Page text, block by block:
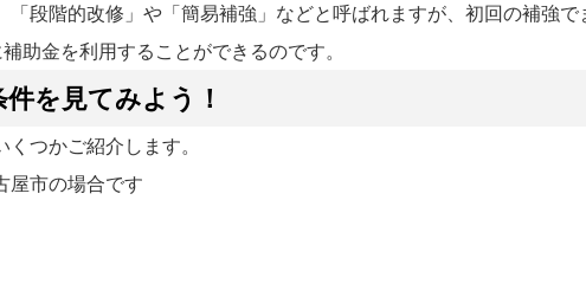
「段階的改修」や「簡易補強」などと呼ばれますが、初回の補強で
補助金を利用することができるのです。
を見てみよう！
つかご紹介します。
屋市の場合です